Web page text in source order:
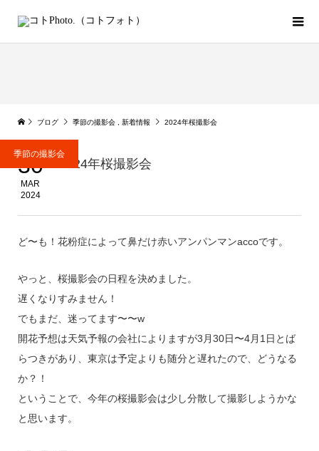
ブログ 季節の撮影会 新着情報 2024年桜撮影会
季節の撮影会
30
MAR
2024
2024年桜撮影会
ど〜も！花粉症によって鼻だけ赤いアンパンマンaccoです。
やっと、桜撮影会の日程を決めました。
遅くなりすみません！
でもまだ、迷ってます〜〜w
開花予想は天気予報の会社によりますが3月30日〜4月1日とば
らつきがあり、東京は予定よりも随分と遅れたので、どうなる
か？！
ということで、今年の桜撮影会は少し分散して撮影しようかな
と思います。